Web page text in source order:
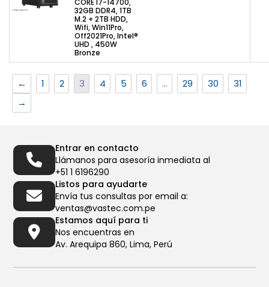
32GB DDR4, 1TB
M.2 + 2TB HDD,
Wifi, Win11Pro,
Off2021Pro, Intel®
UHD , 450W
Bronze
← 1 2 3 4 5 6 … 29 30
31
→
Entrar en contacto
Llámanos para asesoría inmediata al
+51 1 6196290
Listos para ayudarte
Envía tus consultas por email a:
ventas@vastec.com.pe
Estamos aquí para ti
Nos encuentras en
Av. Arequipa 860, Lima, Perú